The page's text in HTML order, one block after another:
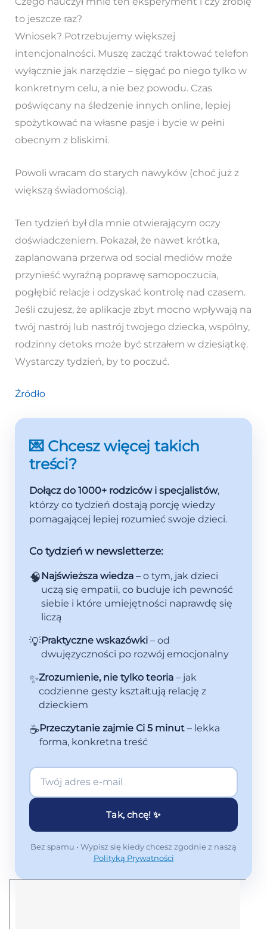
to jeszcze raz?
Wniosek? Potrzebujemy większej
intencjonalności. Muszę zacząć traktować telefon
wyłącznie jak narzędzie – sięgać po niego tylko w
konkretnym celu, a nie bez powodu. Czas
poświęcany na śledzenie innych online, lepiej
spożytkować na własne pasje i bycie w pełni
obecnym z bliskimi.
Powoli wracam do starych nawyków (choć już z
większą świadomością).
Ten tydzień był dla mnie otwierającym oczy
doświadczeniem. Pokazał, że nawet krótka,
zaplanowana przerwa od social mediów może
przynieść wyraźną poprawę samopoczucia,
pogłębić relacje i odzyskać kontrolę nad czasem.
Jeśli czujesz, że aplikacje zbyt mocno wpływają na
twój nastrój lub nastrój twojego dziecka, wspólny,
rodzinny detoks może być strzałem w dziesiątkę.
Wystarczy tydzień, by to poczuć.
Źródło
💌 Chcesz więcej takich
treści?
Dołącz do 1000+ rodziców i specjalistów,
którzy co tydzień dostają porcję wiedzy
pomagającej lepiej rozumieć swoje dzieci.
Co tydzień w newsletterze:
🧠Najświeższa wiedza– o tym, jak dzieci
uczą się empatii, co buduje ich pewność
siebie i które umiejętności naprawdę się
liczą
💡Praktyczne wskazówki– od
dwujęzyczności po rozwój emocjonalny
✨Zrozumienie, nie tylko teoria– jak
codzienne gesty kształtują relację z
dzieckiem
☕Przeczytanie zajmie Ci 5 minut– lekka
forma, konkretna treść
Tak, chcę! ✨
Bez spamu • Wypisz się kiedy chcesz zgodnie z naszą
Polityką Prywatności